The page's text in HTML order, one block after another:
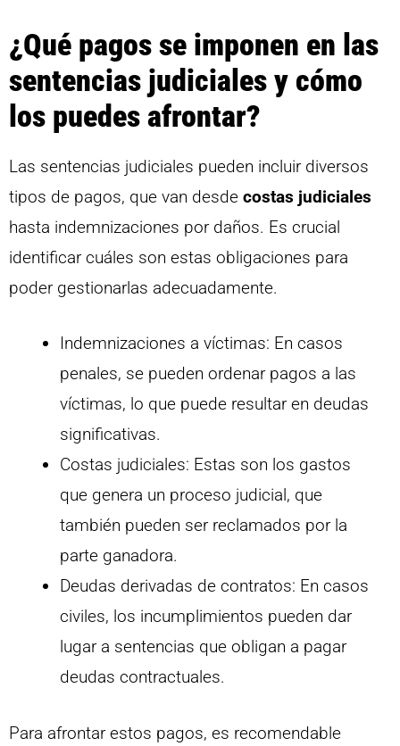
¿Qué pagos se imponen en las
sentencias judiciales y cómo
los puedes afrontar?
Las sentencias judiciales pueden incluir diversos
tipos de pagos, que van desde costas judiciales
hasta indemnizaciones por daños. Es crucial
identificar cuáles son estas obligaciones para
poder gestionarlas adecuadamente.
Indemnizaciones a víctimas: En casos
penales, se pueden ordenar pagos a las
víctimas, lo que puede resultar en deudas
significativas.
Costas judiciales: Estas son los gastos
que genera un proceso judicial, que
también pueden ser reclamados por la
parte ganadora.
Deudas derivadas de contratos: En casos
civiles, los incumplimientos pueden dar
lugar a sentencias que obligan a pagar
deudas contractuales.
Para afrontar estos pagos, es recomendable